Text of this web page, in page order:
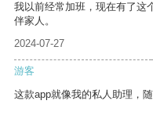
我以前经常加班，现在有了这
伴家人。
2024-07-27
游客
这款app就像我的私人助理，